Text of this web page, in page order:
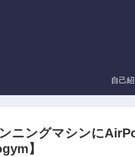
自己
ニングマシンに
】